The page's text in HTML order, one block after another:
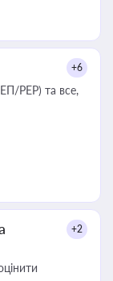
+6
PEP) та все,
+2